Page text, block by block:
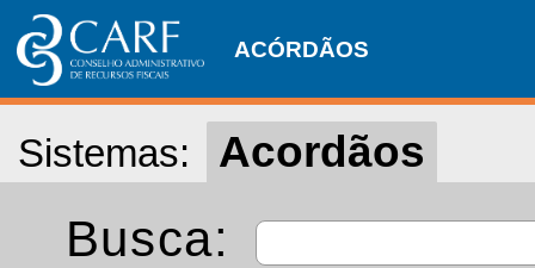
ACÓRDÃOS
Sistemas: Acordãos
Busca: